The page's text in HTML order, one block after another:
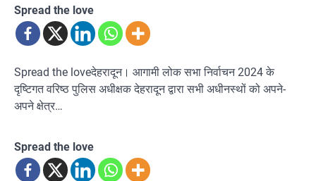
Spread the love
Spread the loveदेहरादून। आगामी लोक सभा निर्वाचन 2024 के
दृष्टिगत वरिष्ठ पुलिस अधीक्षक देहरादून द्वारा सभी अधीनस्थों को अपने-
अपने क्षेत्र…
Spread the love